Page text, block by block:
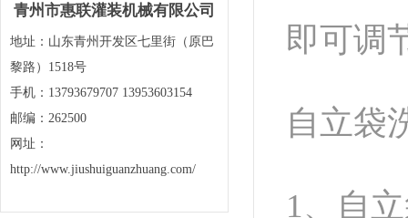
青州市惠联灌装机械有限公司
地址：山东青州开发区七里街（原巴
黎路）1518号
手机：13793679707 13953603154
邮编：262500
网址：
http://www.jiushuiguanzhuang.com/
即可调
自立袋
1、自